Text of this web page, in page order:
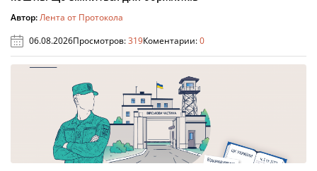
Автор:Лента от Протокола
06.08.2026Просмотров:319Коментарии:0